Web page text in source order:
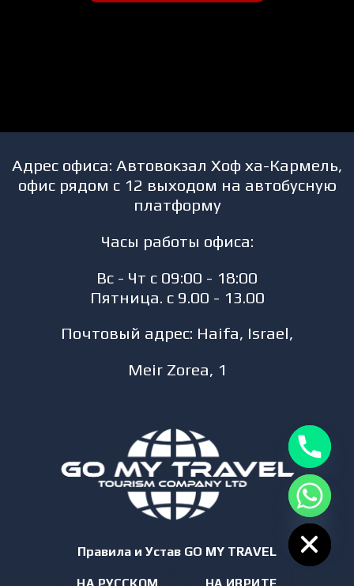
Адрес офиса: Автовокзал Хоф ха-Кармель,
офис рядом с 12 выходом на автобусную
платформу
Часы работы офиса:
Вс - Чт с 09:00 - 18:00
Пятница. с 9.00 - 13.00
Почтовый адрес: Haifa, Israel,
Meir Zorea, 1
Правила и Устав GO MY TRAVEL
HIDE
CHATY